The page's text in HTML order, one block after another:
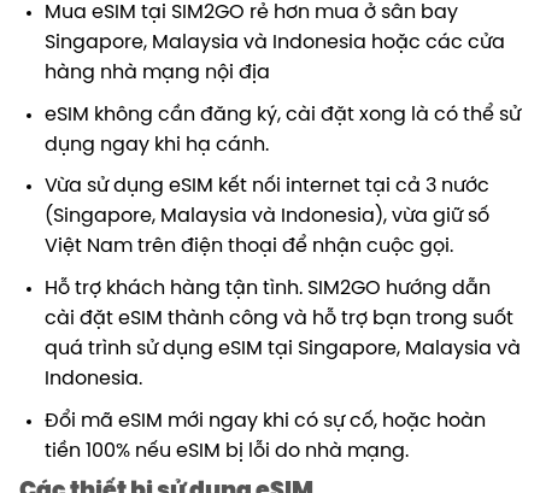
Mua eSIM tại SIM2GO rẻ hơn mua ở sân bay
Singapore, Malaysia và Indonesia hoặc các cửa
hàng nhà mạng nội địa
eSIM không cần đăng ký, cài đặt xong là có thể sử
dụng ngay khi hạ cánh.
Vừa sử dụng eSIM kết nối internet tại cả 3 nước
(Singapore, Malaysia và Indonesia), vừa giữ số
Việt Nam trên điện thoại để nhận cuộc gọi.
Hỗ trợ khách hàng tận tình. SIM2GO hướng dẫn
cài đặt eSIM thành công và hỗ trợ bạn trong suốt
quá trình sử dụng eSIM tại Singapore, Malaysia và
Indonesia.
Đổi mã eSIM mới ngay khi có sự cố, hoặc hoàn
tiền 100% nếu eSIM bị lỗi do nhà mạng.